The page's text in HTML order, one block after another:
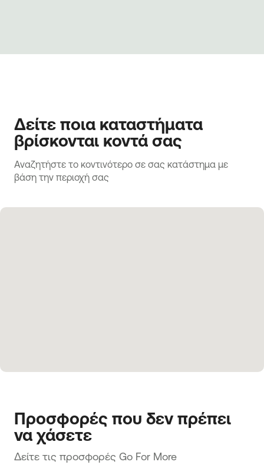
Δείτε ποια καταστήματα
βρίσκονται κοντά σας
Αναζητήστε το κοντινότερο σε σας κατάστημα με
βάση την περιοχή σας
Προσφορές που δεν πρέπει
να χάσετε
Δείτε τις προσφορές Go For More